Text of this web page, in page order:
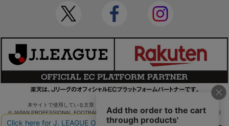
本サイトで使用している文章・画像等の無断での複製・転載を禁止します。
© JAPAN PROFESSIONAL FOOTBALL LEAGUE Rakuten Group, Inc. ALL RIGHTS RE
SERVED.